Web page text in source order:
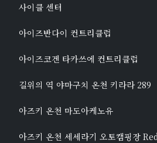
사이클 센터
아이즈반다이 컨트리클럽
아이즈코겐 타카쓰에 컨트리클럽
길위의 역 야마구치 온천 키라라 289
아즈키 온천 마도아케노유
아즈키 온천 세세라기 오토캠핑장